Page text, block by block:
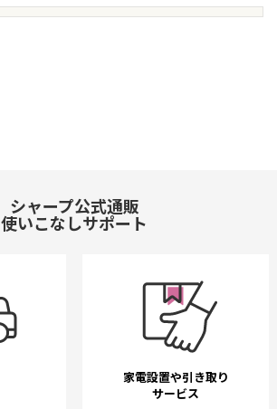
シャープ公式通販
使いこなしサポート
家電設置や引き取り
サービス